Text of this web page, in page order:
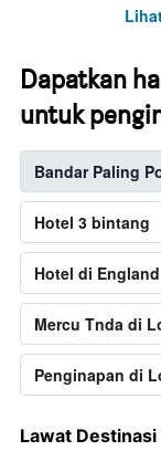
Dapatkan
untuk
Bandar Paling
Hotel 3 bintang
Hotel di England
Mercu Tnda di
Penginapan di
Lawat